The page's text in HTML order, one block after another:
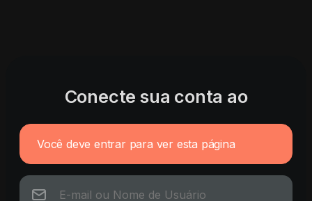
Conecte sua conta ao
Você deve entrar para ver esta página